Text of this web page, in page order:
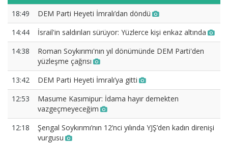
18:49
DEM Parti Heyeti İmralı’dan döndü
14:44
İsrail'in saldırıları sürüyor: Yüzlerce kişi enkaz altında
14:38
Roman Soykırımı'nın yıl dönümünde DEM Parti'den
yüzleşme çağrısı
13:42
DEM Parti Heyeti İmralı’ya gitti
12:53
Masume Kasımipur: İdama hayır demekten
vazgeçmeyeceğim
12:18
Şengal Soykırımı’nın 12’nci yılında YJŞ’den kadın direnişi
vurgusu